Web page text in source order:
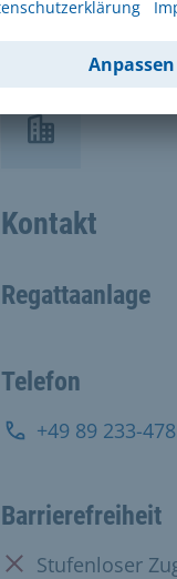
Kontakt
Regattaanlage
Telefon
+49 89 233-
Barrierefreiheit
Nicht vorhanden:
Stufenloser